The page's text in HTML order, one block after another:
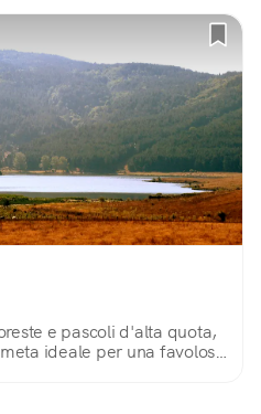
e pascoli d'alta quota,
ideale per una favolosa